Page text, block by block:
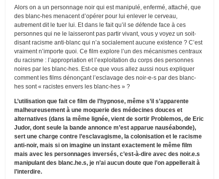
Alors on a un personnage noir qui est manipulé, enfermé, attaché, que
des blanc-hes menacent d’opérer pour lui enlever le cerveau,
autrement dit le tuer lui. Et dans le fait qu’il se défende face à ces
personnes qui ne le laisseront pas partir vivant, vous y voyez un soit-
disant racisme anti-blanc qui n’a socialement aucune existence ? C’est
vraiment n’importe quoi. Ce film explore l’un des mécanismes centraux
du racisme : l’appropriation et l’exploitation du corps des personnes
noires par les blanc-hes. Est-ce que vous allez aussi nous expliquer
comment les films dénonçant l’esclavage des noir-e-s par des blanc-
hes sont « racistes envers les blanc-hes » ?
L’utilisation que fait ce film de l’hypnose, même s’il s’apparente
malheureusement à une moquerie des médecines douces et
alternatives (dans la même lignée, vient de sortir Problemos, de Eric
Judor, dont seule la bande annonce m’est apparue nauséabonde),
sert une charge contre l’esclavagisme, la colonisation et le racisme
anti-noir, mais si on imagine un instant exactement le même film
mais avec les personnages inversés, c’est-à-dire avec des noir.e.s
manipulant des blanc.he.s, je n’ai aucun doute que l’on appellerait à
l’interdire.